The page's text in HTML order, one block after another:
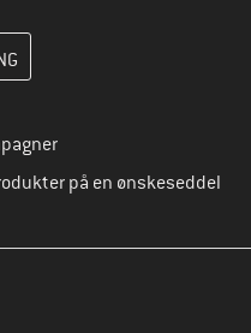
i næste trin din
på en ønskeseddel